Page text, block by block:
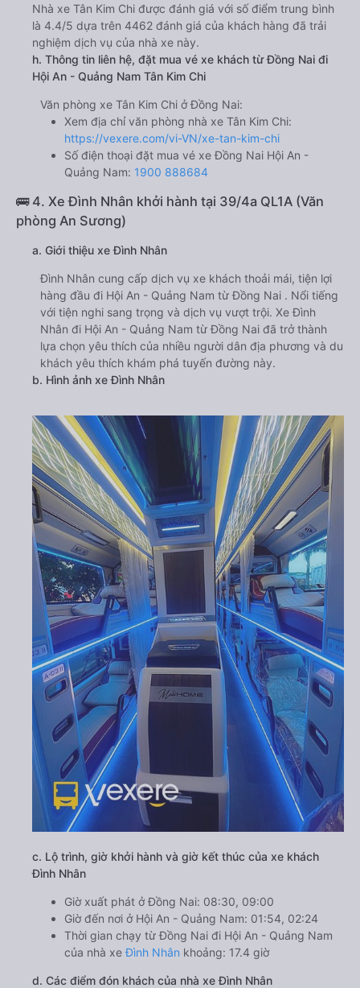
Nhà xe Tân Kim Chi được đánh giá với số điểm trung bình
là 4.4/5 dựa trên 4462 đánh giá của khách hàng đã trải
nghiệm dịch vụ của nhà xe này.
h. Thông tin liên hệ, đặt mua vé xe khách từ Đồng Nai đi
Hội An - Quảng Nam Tân Kim Chi
Văn phòng xe Tân Kim Chi ở Đồng Nai:
Xem địa chỉ văn phòng nhà xe Tân Kim Chi:
https://vexere.com/vi-VN/xe-tan-kim-chi
Số điện thoại đặt mua vé xe Đồng Nai Hội An -
Quảng Nam: 1900 888684
🚌 4. Xe Đình Nhân khởi hành tại 39/4a QL1A (Văn
phòng An Sương)
a. Giới thiệu xe Đình Nhân
Đình Nhân cung cấp dịch vụ xe khách thoải mái, tiện lợi
hàng đầu đi Hội An - Quảng Nam từ Đồng Nai . Nổi tiếng
với tiện nghi sang trọng và dịch vụ vượt trội. Xe Đình
Nhân đi Hội An - Quảng Nam từ Đồng Nai đã trở thành
lựa chọn yêu thích của nhiều người dân địa phương và du
khách yêu thích khám phá tuyến đường này.
b. Hình ảnh xe Đình Nhân
c. Lộ trình, giờ khởi hành và giờ kết thúc của xe khách
Đình Nhân
Giờ xuất phát ở Đồng Nai: 08:30, 09:00
Giờ đến nơi ở Hội An - Quảng Nam: 01:54, 02:24
Thời gian chạy từ Đồng Nai đi Hội An - Quảng Nam
của nhà xeĐình Nhân khoảng: 17.4 giờ
d. Các điểm đón khách của nhà xe Đình Nhân